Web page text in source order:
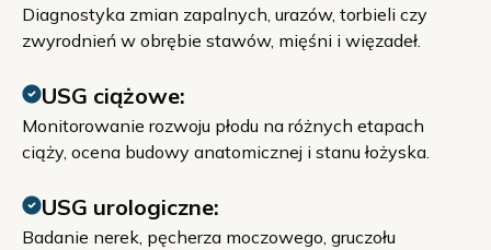
Diagnostyka zmian zapalnych, urazów, torbieli czy
zwyrodnień w obrębie stawów, mięśni i więzadeł.
USG ciążowe:
Monitorowanie rozwoju płodu na różnych etapach
ciąży, ocena budowy anatomicznej i stanu łożyska.
USG urologiczne:
Badanie nerek, pęcherza moczowego, gruczołu